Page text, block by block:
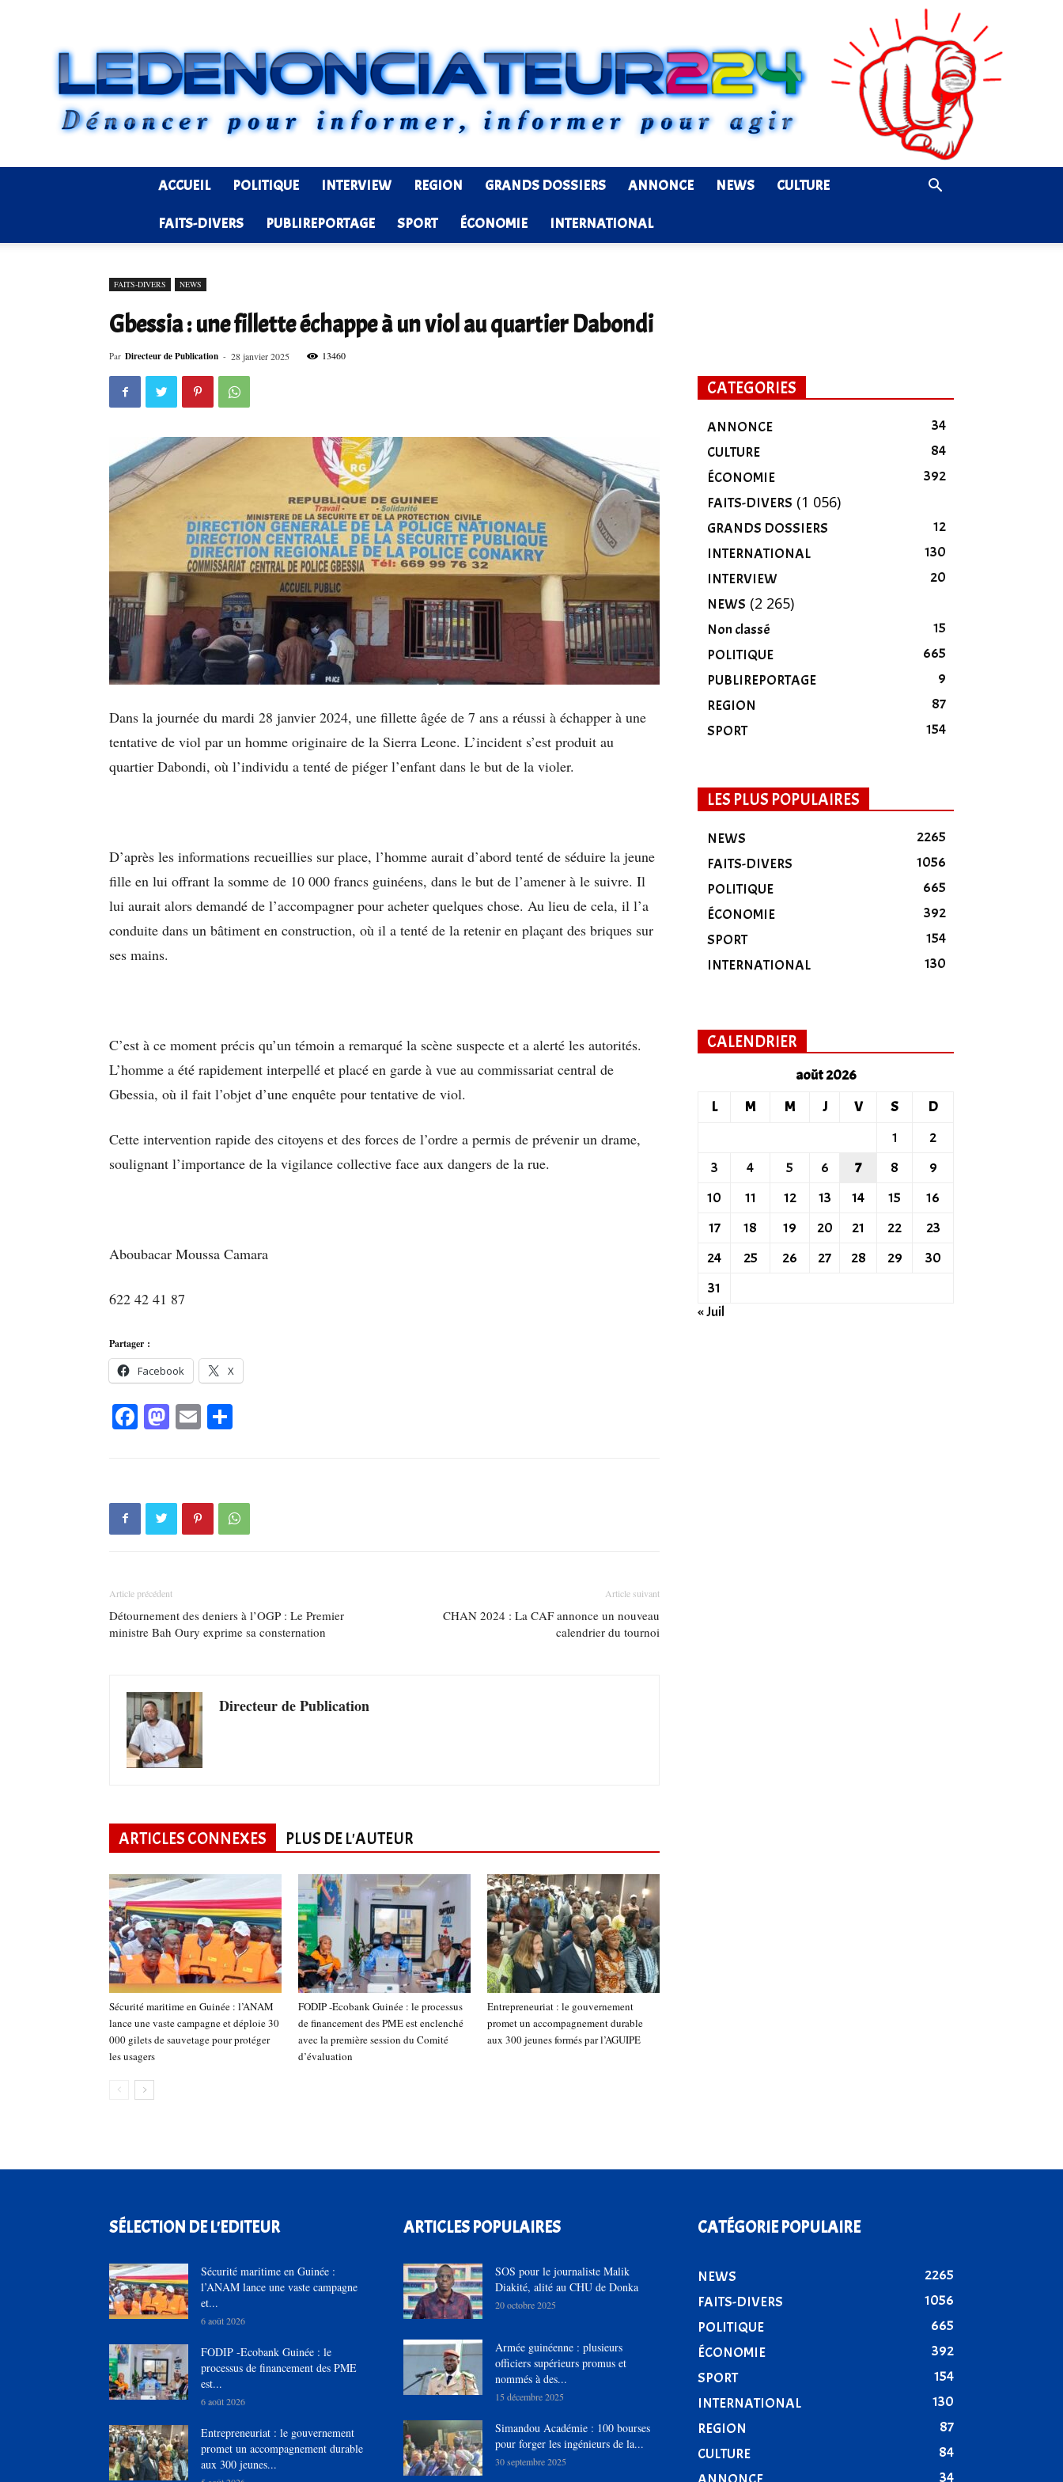
Ledenonciateur224
ACCUEIL POLITIQUE INTERVIEW REGION GRANDS DOSSIERS ANNONCE NEWS CULTURE
FAITS-DIVERS PUBLIREPORTAGE SPORT ÉCONOMIE INTERNATIONAL
FAITS-DIVERS NEWS
Gbessia : une fillette échappe à un viol au quartier Dabondi
Par Directeur de Publication - 28 janvier 2025 13460
Dans la journée du mardi 28 janvier 2024, une fillette âgée de 7 ans a réussi à échapper à une
tentative de viol par un homme originaire de la Sierra Leone. L’incident s’est produit au
quartier Dabondi, où l’individu a tenté de piéger l’enfant dans le but de la violer.
D’après les informations recueillies sur place, l’homme aurait d’abord tenté de séduire la jeune
fille en lui offrant la somme de 10 000 francs guinéens, dans le but de l’amener à le suivre. Il
lui aurait alors demandé de l’accompagner pour acheter quelques chose. Au lieu de cela, il l’a
conduite dans un bâtiment en construction, où il a tenté de la retenir en plaçant des briques sur
ses mains.
C’est à ce moment précis qu’un témoin a remarqué la scène suspecte et a alerté les autorités.
L’homme a été rapidement interpellé et placé en garde à vue au commissariat central de
Gbessia, où il fait l’objet d’une enquête pour tentative de viol.
Cette intervention rapide des citoyens et des forces de l’ordre a permis de prévenir un drame,
soulignant l’importance de la vigilance collective face aux dangers de la rue.
Aboubacar Moussa Camara
622 42 41 87
Partager :
Facebook X
Facebook
Mastodon
Email
Article précédent
Détournement des deniers à l’OGP : Le Premier
ministre Bah Oury exprime sa consternation
Article suivant
CHAN 2024 : La CAF annonce un nouveau
calendrier du tournoi
Directeur de Publication
ARTICLES CONNEXES PLUS DE L'AUTEUR
Sécurité maritime en Guinée : l’ANAM
lance une vaste campagne et déploie 30
000 gilets de sauvetage pour protéger
les usagers
FODIP -Ecobank Guinée : le processus
de financement des PME est enclenché
avec la première session du Comité
d’évaluation
Entrepreneuriat : le gouvernement
promet un accompagnement durable
aux 300 jeunes formés par l’AGUIPE
CATEGORIES
ANNONCE
34
CULTURE
84
ÉCONOMIE
392
FAITS-DIVERS (1 056)
GRANDS DOSSIERS
12
INTERNATIONAL
130
INTERVIEW
20
NEWS (2 265)
Non classé
15
POLITIQUE
665
PUBLIREPORTAGE
9
REGION
87
SPORT
154
LES PLUS POPULAIRES
NEWS
2265
FAITS-DIVERS
1056
POLITIQUE
665
ÉCONOMIE
392
SPORT
154
INTERNATIONAL
130
CALENDRIER
août 2026
L
M M J V S
D
1
2
3
4 5 6 7 8
9
10
11 12 13 14 15
16
17
18 19 20 21 22
23
24
25 26 27 28 29
30
31
« Juil
SÉLECTION DE L'EDITEUR
Sécurité maritime en Guinée :
l’ANAM lance une vaste campagne
et...
6 août 2026
FODIP -Ecobank Guinée : le
processus de financement des PME
est...
6 août 2026
Entrepreneuriat : le gouvernement
promet un accompagnement durable
aux 300 jeunes...
ARTICLES POPULAIRES
SOS pour le journaliste Malik
Diakité, alité au CHU de Donka
20 octobre 2025
Armée guinéenne : plusieurs
officiers supérieurs promus et
nommés à des...
15 décembre 2025
Simandou Académie : 100 bourses
pour forger les ingénieurs de la...
30 septembre 2025
CATÉGORIE POPULAIRE
NEWS
2265
FAITS-DIVERS
1056
POLITIQUE
665
ÉCONOMIE
392
SPORT
154
INTERNATIONAL
130
REGION
87
CULTURE
84
34